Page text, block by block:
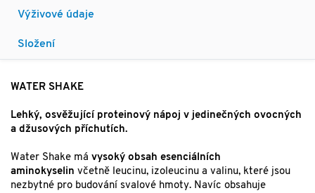
Výživové údaje
Složení
WATER SHAKE
Lehký, osvěžující proteinový nápoj v jedinečných ovocných
a džusových příchutích.
Water Shake má vysoký obsah esenciálních
aminokyselin včetně leucinu, izoleucinu a valinu, které jsou
nezbytné pro budování svalové hmoty. Navíc obsahuje